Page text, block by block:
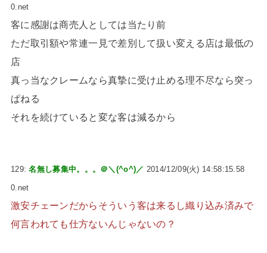
0.net
客に感謝は商売人としては当たり前
ただ取引額や常連一見で差別して扱い変える店は最低の
店
真っ当なクレームなら真摯に受け止める理不尽なら突っ
ぱねる
それを続けていると変な客は減るから
129:名無し募集中。。。＠＼(^o^)／ 2014/12/09(火) 14:58:15.58
0.net
激安チェーンだからそういう客は来るし織り込み済みで
何言われても仕方ないんじゃないの？